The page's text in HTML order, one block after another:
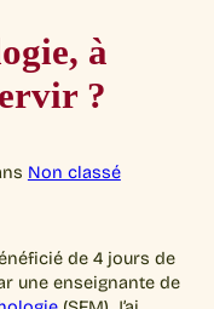
à
?
Non classé
de 4 jours de
une enseignante de